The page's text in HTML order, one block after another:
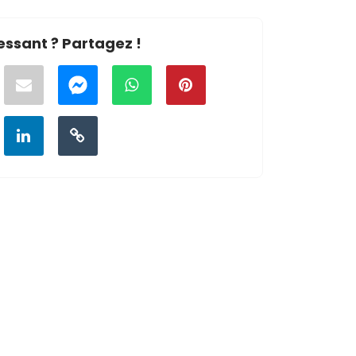
? Partagez !